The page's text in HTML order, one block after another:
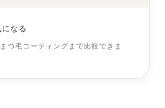
なる
つ毛コーティングまで比較できま